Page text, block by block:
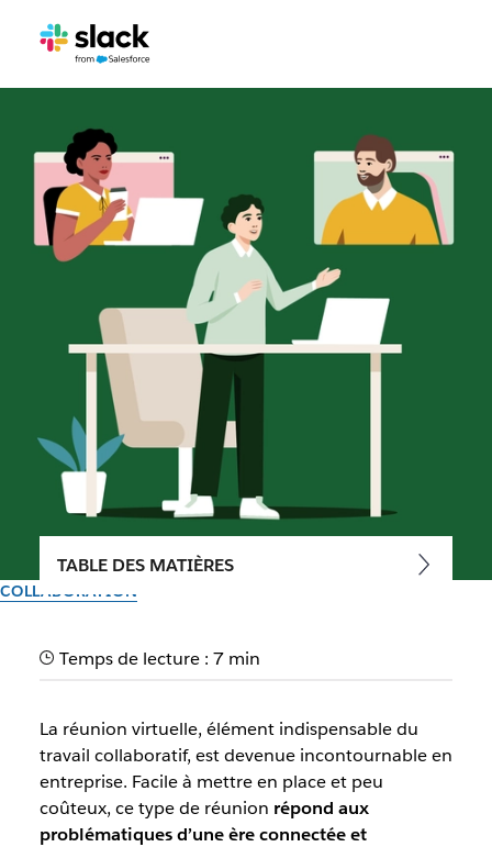
COLLABORATION
Réunion virtuelle : Qu’est-ce
l’organiser ?
Une réunion virtuelle, élément clé du travail collaboratif,
améliore la productivité des équipes et leur implication, où
qu’elles se trouvent.
TABLE DES MATIÈRES
Temps de lecture : 7 min
La réunion virtuelle, élément indispensable du
travail collaboratif, est devenue incontournable en
entreprise. Facile à mettre en place et peu
coûteux, ce type de réunion répond aux
problématiques d’une ère connectée et